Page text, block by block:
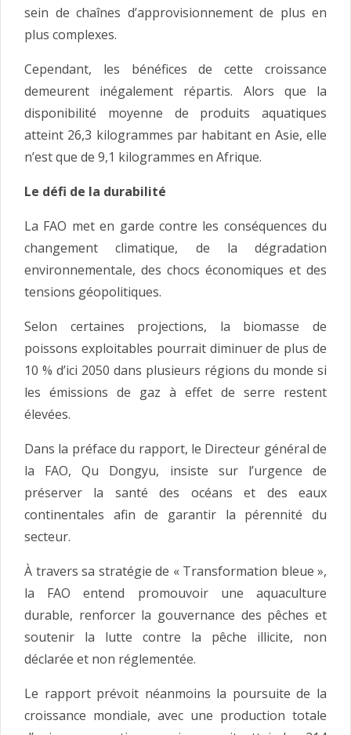
sein de chaînes d’approvisionnement de plus en
plus complexes.
Cependant, les bénéfices de cette croissance
demeurent inégalement répartis. Alors que la
disponibilité moyenne de produits aquatiques
atteint 26,3 kilogrammes par habitant en Asie, elle
n’est que de 9,1 kilogrammes en Afrique.
Le défi de la durabilité
La FAO met en garde contre les conséquences du
changement climatique, de la dégradation
environnementale, des chocs économiques et des
tensions géopolitiques.
Selon certaines projections, la biomasse de
poissons exploitables pourrait diminuer de plus de
10 % d’ici 2050 dans plusieurs régions du monde si
les émissions de gaz à effet de serre restent
élevées.
Dans la préface du rapport, le Directeur général de
la FAO, Qu Dongyu, insiste sur l’urgence de
préserver la santé des océans et des eaux
continentales afin de garantir la pérennité du
secteur.
À travers sa stratégie de « Transformation bleue »,
la FAO entend promouvoir une aquaculture
durable, renforcer la gouvernance des pêches et
soutenir la lutte contre la pêche illicite, non
déclarée et non réglementée.
Le rapport prévoit néanmoins la poursuite de la
croissance mondiale, avec une production totale